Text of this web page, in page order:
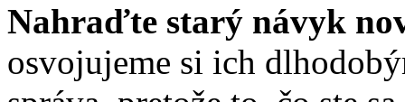
Nahraďte starý návyk
osvojujeme si ich